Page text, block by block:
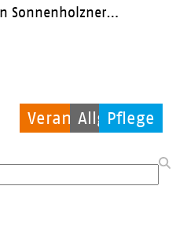
Veranstaltungen
Allgemein
Pflege
Sonnenholzner…